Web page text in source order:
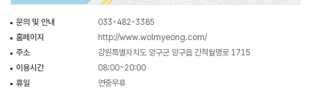
문의 및 안내
033-482-3385
홈페이지
http://www.wolmyeong.com/
주소
강원특별자치도 양구군 양구읍 간척월명로 1715
이용시간
08:00~20:00
휴일
연중무휴